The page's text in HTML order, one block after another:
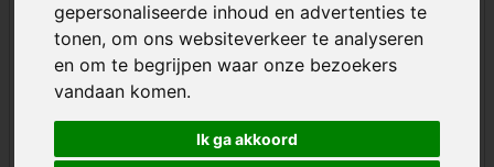
gepersonaliseerde inhoud en advertenties te
tonen, om ons websiteverkeer te analyseren
en om te begrijpen waar onze bezoekers
vandaan komen.
Ik ga akkoord